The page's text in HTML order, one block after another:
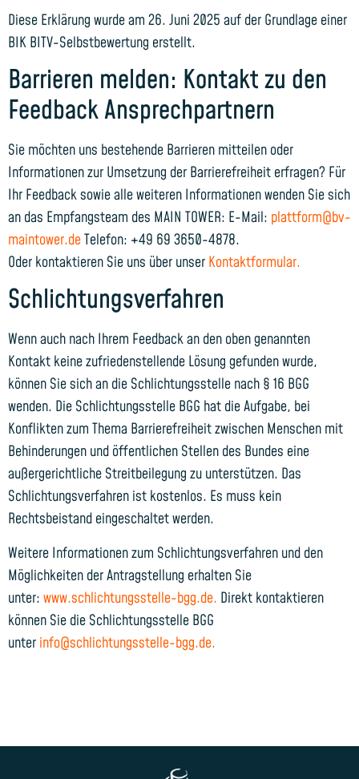
Diese Erklärung wurde am 26. Juni 2025 auf der Grundlage einer
BIK BITV-Selbstbewertung erstellt.
Barrieren melden: Kontakt zu den
Feedback Ansprechpartnern
Sie möchten uns bestehende Barrieren mitteilen oder
Informationen zur Umsetzung der Barrierefreiheit erfragen? Für
Ihr Feedback sowie alle weiteren Informationen wenden Sie sich
an das Empfangsteam des MAIN TOWER: E-Mail: plattform@bv-
maintower.deTelefon: +49 69 3650-4878.
Oder kontaktieren Sie uns über unser Kontaktformular.
Schlichtungsverfahren
Wenn auch nach Ihrem Feedback an den oben genannten
Kontakt keine zufriedenstellende Lösung gefunden wurde,
können Sie sich an die Schlichtungsstelle nach § 16 BGG
wenden. Die Schlichtungsstelle BGG hat die Aufgabe, bei
Konflikten zum Thema Barrierefreiheit zwischen Menschen mit
Behinderungen und öffentlichen Stellen des Bundes eine
außergerichtliche Streitbeilegung zu unterstützen. Das
Schlichtungsverfahren ist kostenlos. Es muss kein
Rechtsbeistand eingeschaltet werden.
Weitere Informationen zum Schlichtungsverfahren und den
Möglichkeiten der Antragstellung erhalten Sie
unter: www.schlichtungsstelle-bgg.de. Direkt kontaktieren
können Sie die Schlichtungsstelle BGG
unter info@schlichtungsstelle-bgg.de.